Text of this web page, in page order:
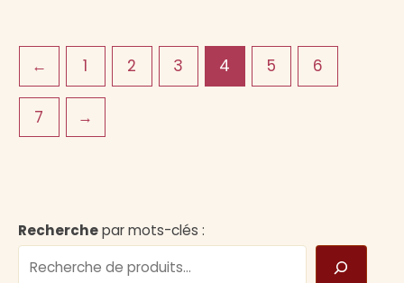
55,00 €.40,00 €.
← 1 2 3 4 5 6
7 →
Recherchepar mots-clés :